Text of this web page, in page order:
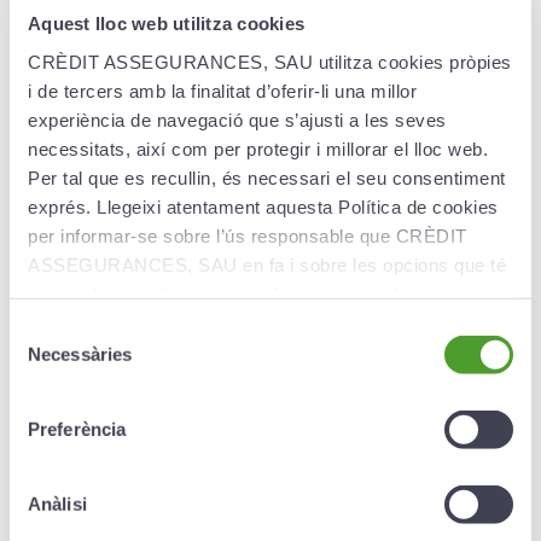
Aquest lloc web utilitza cookies
CRÈDIT ASSEGURANCES, SAU utilitza cookies pròpies
i de tercers amb la finalitat d’oferir-li una millor
experiència de navegació que s’ajusti a les seves
necessitats, així com per protegir i millorar el lloc web.
Per tal que es recullin, és necessari el seu consentiment
exprés. Llegeixi atentament aquesta Política de cookies
per informar-se sobre l’ús responsable que CRÈDIT
ASSEGURANCES, SAU en fa i sobre les opcions que té
Necessàries
Preferència
Anàlisi
Nous vous offrons un taux d'intérêt annuel net
garanti (sans commissions ni frais).
Garantie du groupe Creand.Nous mettons en
avant la solvabilité et le leadership du groupe à
l'échelle nationale, ce qui donne aux clients une
confiance supplémentaire dans la sécurité et la
stabilité du produit.
Retraits
Vous pouvez demander des rachats après 2 ans à
À partir de la deuxième année et jusqu'à 5 ans avant
l'échéance, le rachat peut être partiel (avec un